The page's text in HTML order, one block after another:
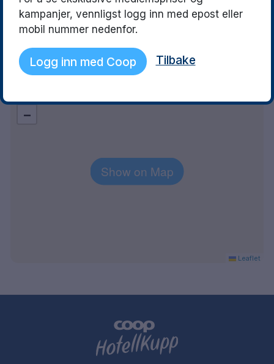
lufthavn og København Kastrup lufthavn
personal!
stämning med
examen 🎓 just
Explore the area
Show on Map
−
Leaflet
kampanjer, vennligst logg inn med epost eller
mobil nummer nedenfor.
Logg inn med Coop Tilbake